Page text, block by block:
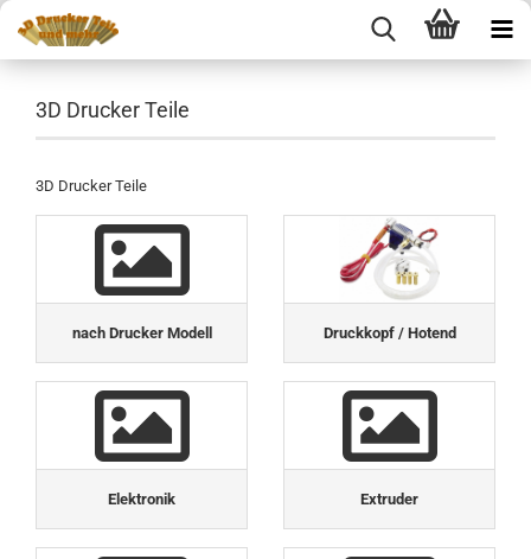
3D Drucker Teile
3D Drucker Teile
nach Drucker Modell Druckkopf / Hotend
Elektronik Extruder